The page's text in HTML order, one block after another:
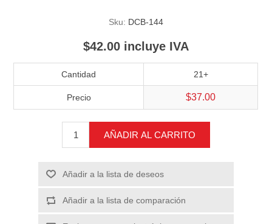
Sku: DCB-144
$42.00 incluye IVA
Cantidad 21+
Precio $37.00
AÑADIR AL CARRITO
Añadir a la lista de deseos
Añadir a la lista de comparación